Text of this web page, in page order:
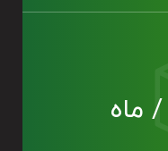
/ ماه